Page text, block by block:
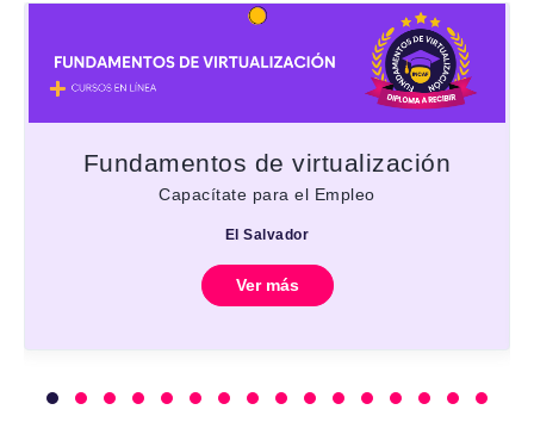
Fundamentos de virtualización
Capacítate para el Empleo
El Salvador
Ver más